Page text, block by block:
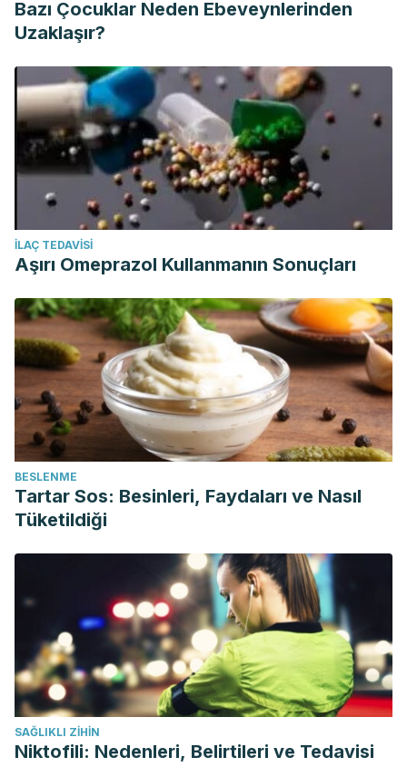
Bazı Çocuklar Neden Ebeveynlerinden
Uzaklaşır?
İLAÇ TEDAVISI
Aşırı Omeprazol Kullanmanın Sonuçları
BESLENME
Tartar Sos: Besinleri, Faydaları ve Nasıl
Tüketildiği
SAĞLIKLI ZIHIN
Niktofili: Nedenleri, Belirtileri ve Tedavisi